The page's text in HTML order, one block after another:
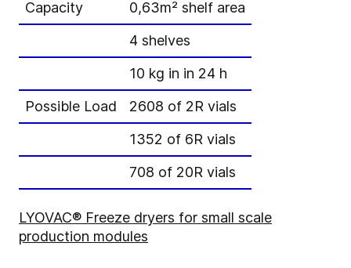
Capacity
0,63m² shelf area
4 shelves
10 kg in in 24 h
Possible Load
2608 of 2R vials
1352 of 6R vials
708 of 20R vials
LYOVAC® Freeze dryers for small scale
production modules